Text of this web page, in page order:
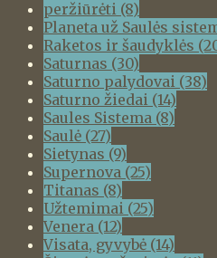
peržiūrėti (8)
Planeta už Saulės
Raketos ir šaudyklės
Saturnas (30)
Saturno palydovai (38)
Saturno žiedai (14)
Saules Sistema (8)
Saulė (27)
Sietynas (9)
Supernova (25)
Titanas (8)
Užtemimai (25)
Venera (12)
Visata, gyvybė (14)